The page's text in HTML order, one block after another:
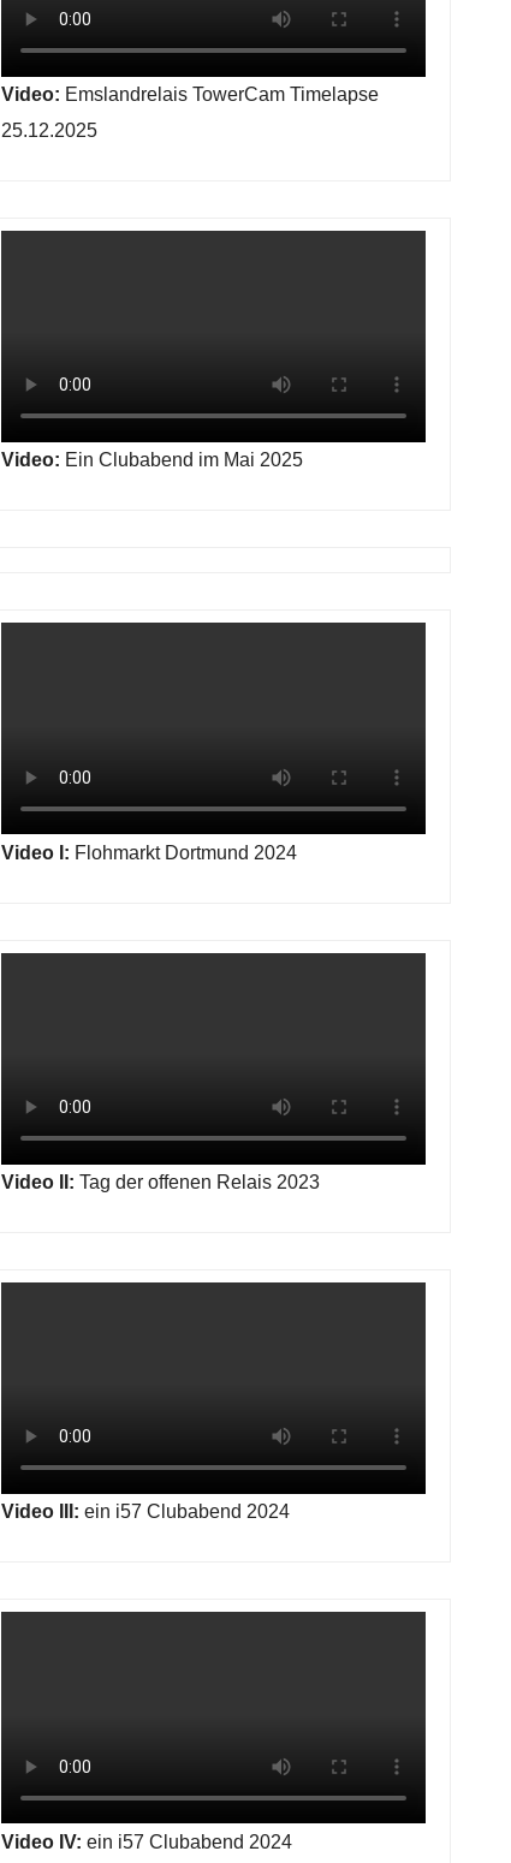
Video: Emslandrelais TowerCam Timelapse
25.12.2025
Video: Ein Clubabend im Mai 2025
Video I: Flohmarkt Dortmund 2024
Video II: Tag der offenen Relais 2023
Video III: ein i57 Clubabend 2024
Video IV: ein i57 Clubabend 2024